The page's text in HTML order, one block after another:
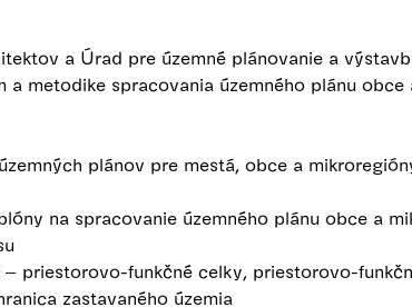
a Úrad pre územné plánovanie a
a metodike spracovania územného plánu obce
plánov pre mestá, obce a
na spracovanie územného plánu obce a
– priestorovo-funkčné celky, priestorovo-
zastavaného územia